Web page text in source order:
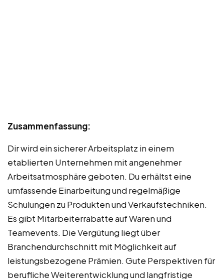
Zusammenfassung:
Dir wird ein sicherer Arbeitsplatz in einem
etablierten Unternehmen mit angenehmer
Arbeitsatmosphäre geboten. Du erhältst eine
umfassende Einarbeitung und regelmäßige
Schulungen zu Produkten und Verkaufstechniken.
Es gibt Mitarbeiterrabatte auf Waren und
Teamevents. Die Vergütung liegt über
Branchendurchschnitt mit Möglichkeit auf
leistungsbezogene Prämien. Gute Perspektiven für
berufliche Weiterentwicklung und langfristige